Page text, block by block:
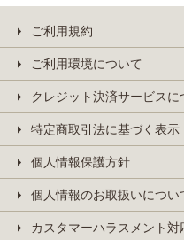
ご利用規約
ご利用環境について
クレジット決済サービスに
特定商取引法に基づく表示
個人情報保護方針
個人情報のお取扱いについ
カスタマーハラスメント対